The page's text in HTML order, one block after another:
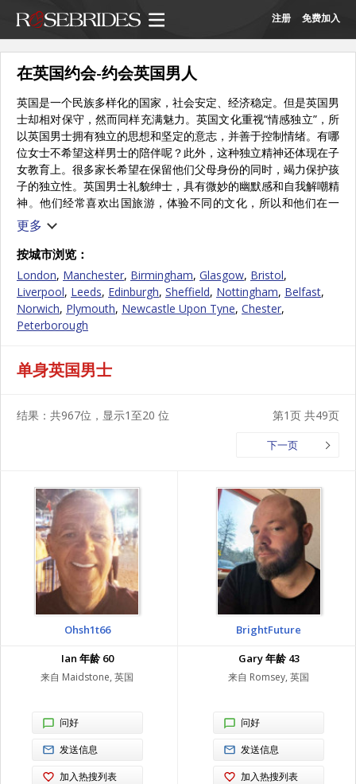
注册 免费加入
在英国约会-约会英国男人
英国是一个民族多样化的国家，社会安定、经济稳定。但是英国男
士却相对保守，然而同样充满魅力。英国文化重视“情感独立”，所
以英国男士拥有独立的思想和坚定的意志，并善于控制情绪。有哪
位女士不希望这样男士的陪伴呢？此外，这种独立精神还体现在子
女教育上。很多家长希望在保留他们父母身份的同时，竭力保护孩
子的独立性。英国男士礼貌绅士，具有微妙的幽默感和自我解嘲精
神。他们经常喜欢出国旅游，体验不同的文化，所以和他们在一
起，生活会充满乐趣！
关于英国
英国是世界上第一个工业化国家，经济实力至今仍名列前茅，并在
全球外交和军事上扮演重要角色。英国在欧盟、联合国和北约起主
导作用。作为欧盟的主要成员国，英国成功保留了本国货币——
英镑。英国的气候为温带海洋性气候，因阴雨天气和葱葱郁郁的翠
绿乡村而闻名。
更多
按城市浏览：
London, Manchester, Birmingham, Glasgow, Bristol,
Liverpool, Leeds, Edinburgh, Sheffield, Nottingham, Belfast,
Norwich, Plymouth, Newcastle Upon Tyne, Chester,
Peterborough
单身英国男士
第1页 共49页
下一页
结果：共967位，显示1至20 位
Ohsh1t66
Ian 年龄 60
来自 Maidstone, 英国
问好
发送信息
加入热搜列表
BrightFuture
Gary 年龄 43
来自 Romsey, 英国
问好
发送信息
加入热搜列表